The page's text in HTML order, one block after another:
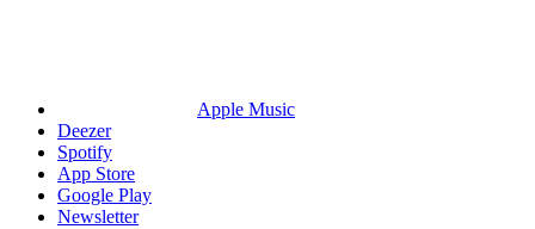
Apple Music
Deezer
Spotify
App Store
Google Play
Newsletter